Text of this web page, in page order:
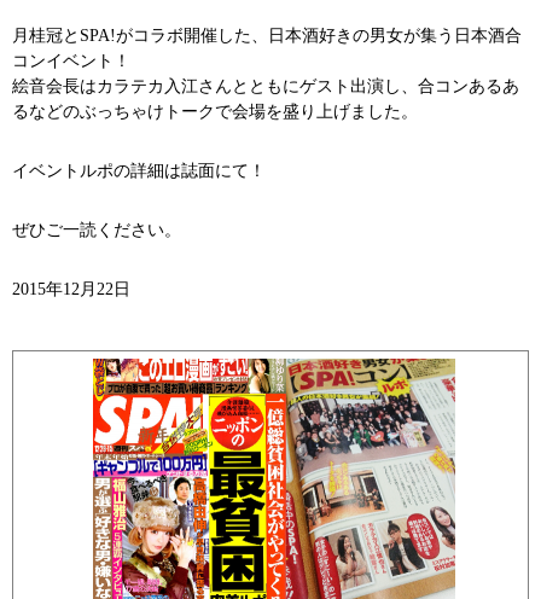
月桂冠とSPA!がコラボ開催した、日本酒好きの男女が集う日本酒合
コンイベント！
絵音会長はカラテカ入江さんとともにゲスト出演し、合コンあるあ
るなどのぶっちゃけトークで会場を盛り上げました。
イベントルポの詳細は誌面にて！
ぜひご一読ください。
2015年12月22日